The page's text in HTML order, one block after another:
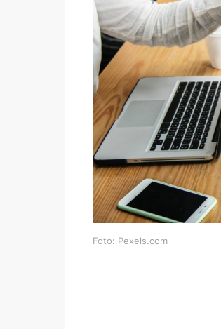
Foto: Pexels.com